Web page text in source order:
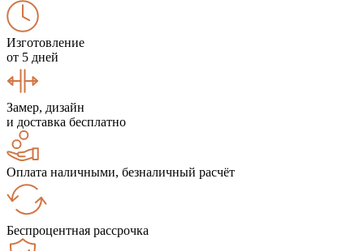
Изготовление
от 5 дней
Замер, дизайн
и доставка бесплатно
Оплата наличными, безналичный расчёт
Беспроцентная рассрочка